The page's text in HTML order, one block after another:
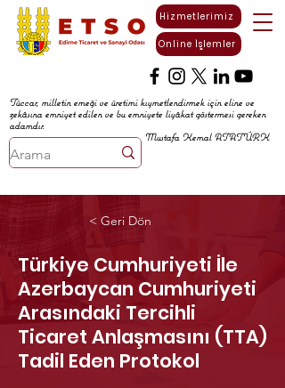
Online İşlemler
Hizmetlerimiz
Tüccar, milletin emeği ve üretimi kıymetlendirmek için eline ve
zekâsına emniyet edilen ve bu emniyete liyâkat göstermesi gereken
adamdır.
Mustafa Kemal ATATÜRK
< Geri Dön
Türkiye Cumhuriyeti İle
Azerbaycan Cumhuriyeti
Arasındaki Tercihli
Ticaret Anlaşmasını (TTA)
Tadil Eden Protokol